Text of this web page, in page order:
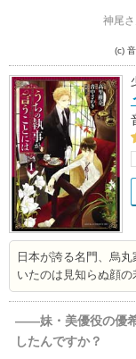
神尾
(c)
日本が誇る名門、烏
いたのは見知らぬ顔の
――妹・美優役の優
したんですか？